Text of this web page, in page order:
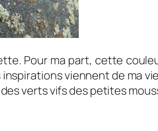
Pour ma part, cette
inspirations viennent de ma
verts vifs des petites